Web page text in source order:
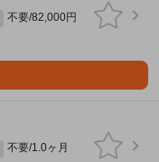
不要/82,000円
不要/1.0ヶ月